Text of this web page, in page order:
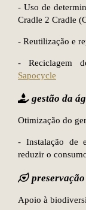
- Uso de
Cradle 2 Cradle
- Reutilização e
- Reciclagem
Sapocycle
gestão da
Otimização do
- Instalação de
reduzir o
Apoio à